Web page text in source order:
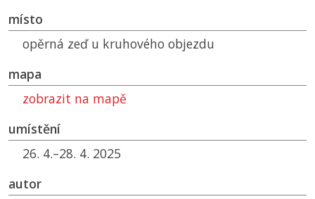
místo
opěrná zeď u kruhového objezdu
mapa
zobrazit na mapě
umístění
26. 4.–28. 4. 2025
autor